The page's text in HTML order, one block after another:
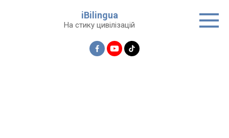
iBilingua
На стику цивілізацій